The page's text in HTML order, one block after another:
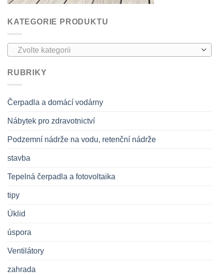
KATEGORIE PRODUKTU
Zvolte kategorii
RUBRIKY
Čerpadla a domácí vodárny
Nábytek pro zdravotnictví
Podzemní nádrže na vodu, retenční nádrže
stavba
Tepelná čerpadla a fotovoltaika
tipy
Úklid
úspora
Ventilátory
zahrada